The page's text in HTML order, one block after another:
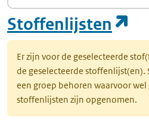
Stoffenlijsten
Er zijn voor de geselecteerde
de geselecteerde
een groep behoren waarvoor wel
stoffenlijsten zijn opgenomen.